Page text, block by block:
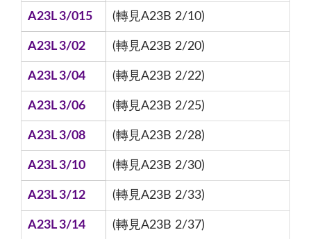
A23L 3/015 (轉見A23B 2/10)
A23L 3/02 (轉見A23B 2/20)
A23L 3/04 (轉見A23B 2/22)
A23L 3/06 (轉見A23B 2/25)
A23L 3/08 (轉見A23B 2/28)
A23L 3/10 (轉見A23B 2/30)
A23L 3/12 (轉見A23B 2/33)
A23L 3/14 (轉見A23B 2/37)